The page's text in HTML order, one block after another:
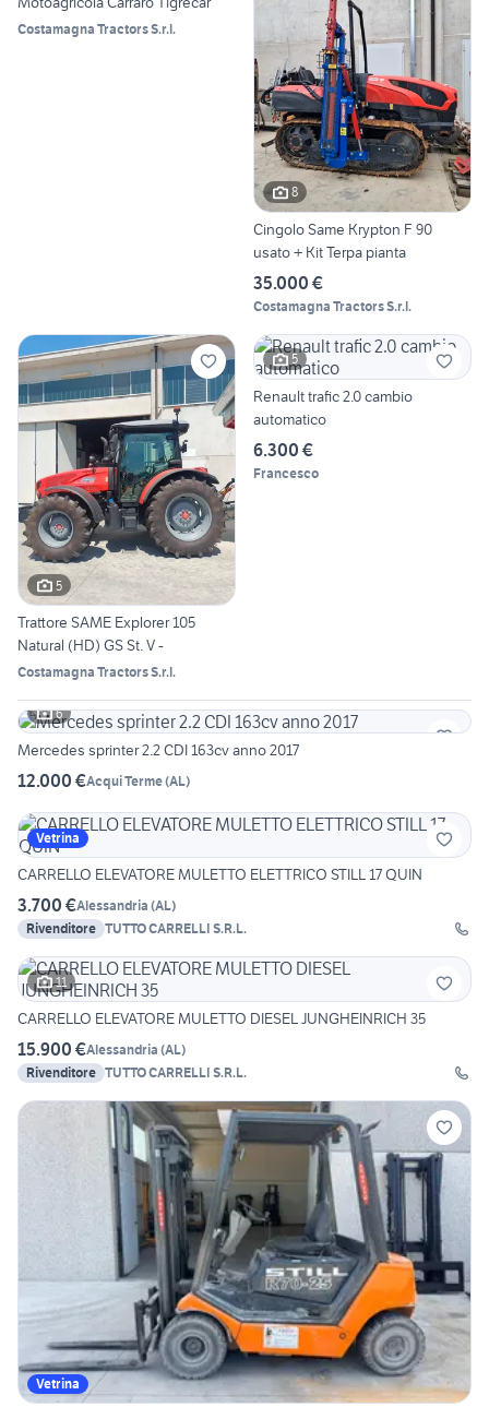
Costamagna Tractors S.r.l.
8
Cingolo Same Krypton F 90
usato + Kit Terpa pianta
35.000 €
Costamagna Tractors S.r.l.
5
Trattore SAME Explorer 105
Natural (HD) GS St. V -
Costamagna Tractors S.r.l.
5
Renault trafic 2.0 cambio
automatico
6.300 €
Francesco
6
Mercedes sprinter 2.2 CDI 163cv anno 2017
12.000 €Acqui Terme(AL)
Vetrina
CARRELLO ELEVATORE MULETTO ELETTRICO STILL 17 QUIN
3.700 €Alessandria (AL)
Rivenditore TUTTO CARRELLI S.R.L.
11
CARRELLO ELEVATORE MULETTO DIESEL JUNGHEINRICH 35
15.900 €Alessandria (AL)
Rivenditore TUTTO CARRELLI S.R.L.
Vetrina